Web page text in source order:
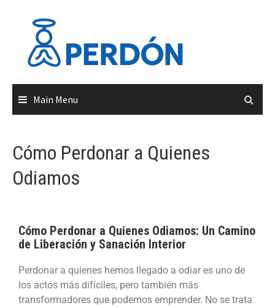
Main Menu
Cómo Perdonar a Quienes
Odiamos
Cómo Perdonar a Quienes Odiamos: Un Camino
de Liberación y Sanación Interior
Perdonar a quienes hemos llegado a odiar es uno de
los actos más difíciles, pero también más
transformadores que podemos emprender. No se trata